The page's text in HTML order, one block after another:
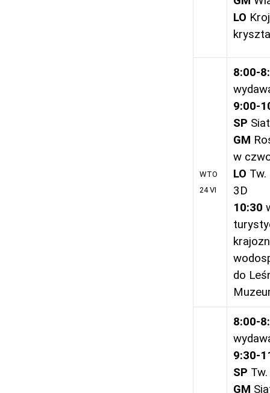
LO
WTO
24 VI
8:00-
9:00-
SP
GM
w
LO
3D
10:30
do
8:00-
9:30-
SP
GM